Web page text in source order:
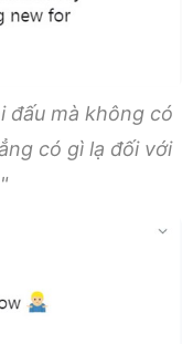
đấu mà không có
có gì lạ đối với